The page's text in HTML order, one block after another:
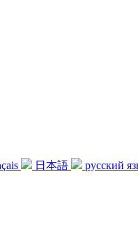
日本語 русский